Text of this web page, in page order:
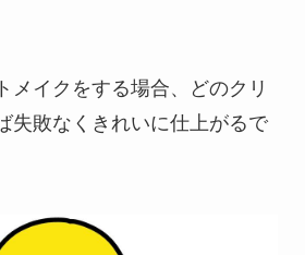
メイクをする場合、
どのクリ
失敗なくきれいに仕上がるで